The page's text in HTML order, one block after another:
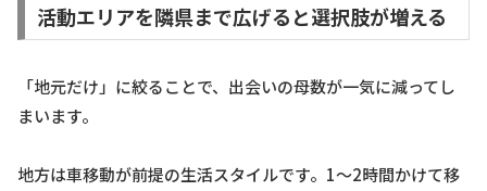
活動エリアを隣県まで広げると選択肢が増える
「地元だけ」に絞ることで、出会いの母数が一気に減ってし
まいます。
地方は車移動が前提の生活スタイルです。1〜2時間かけて移